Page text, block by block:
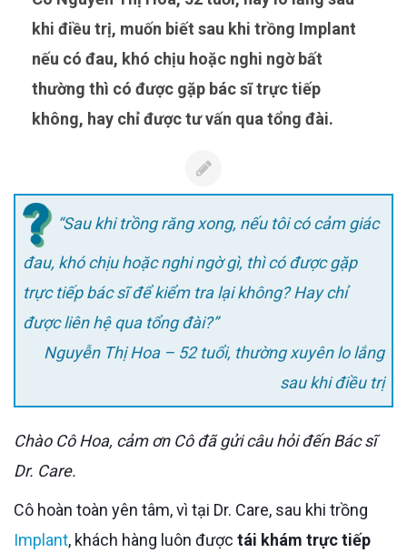
khi điều trị, muốn biết sau khi trồng Implant
nếu có đau, khó chịu hoặc nghi ngờ bất
thường thì có được gặp bác sĩ trực tiếp
không, hay chỉ được tư vấn qua tổng đài.
“Sau khi trồng răng xong, nếu tôi có cảm giác
đau, khó chịu hoặc nghi ngờ gì, thì có được gặp
trực tiếp bác sĩ để kiểm tra lại không? Hay chỉ
được liên hệ qua tổng đài?”
Nguyễn Thị Hoa – 52 tuổi, thường xuyên lo lắng
sau khi điều trị
Chào Cô Hoa, cảm ơn Cô đã gửi câu hỏi đến Bác sĩ
Dr. Care.
Cô hoàn toàn yên tâm, vì tại Dr. Care, sau khi trồng
Implant, khách hàng luôn được tái khám trực tiếp